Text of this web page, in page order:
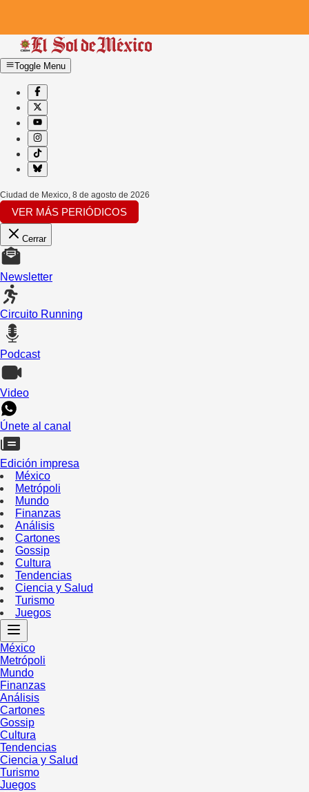
Toggle Menu
Ciudad de Mexico, 8 de agosto de 2026
VER MÁS PERIÓDICOS
Cerrar
Newsletter
Circuito Running
Podcast
Video
Únete al canal
Edición impresa
México
Metrópoli
Mundo
Finanzas
Análisis
Cartones
Gossip
Cultura
Tendencias
Ciencia y Salud
Turismo
Juegos
México
Metrópoli
Mundo
Finanzas
Análisis
Cartones
Gossip
Cultura
Tendencias
Ciencia y Salud
Turismo
Juegos